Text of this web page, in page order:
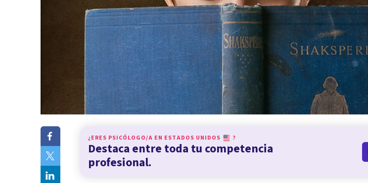
¿ERES PSICÓLOGO/A EN ESTADOS UNIDOS ?
Destaca entre toda tu competencia
profesional.